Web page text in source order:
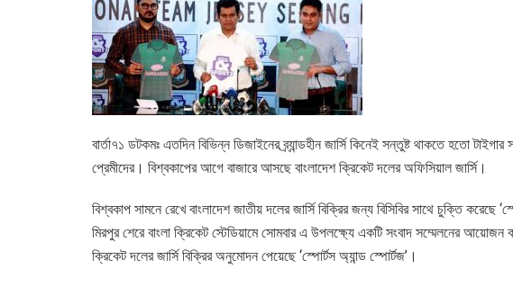
বার্তা৭১ ডটকমঃ এতদিন বিভিন্ন ডিজাইনের ব্র্যান্ডহীন জার্সি কিনেই সন্তুষ্ট থাকতে হতো
প্রেমীদের। বিশ্বকাপের আগে বাজারে আসছে বাংলাদেশ ক্রিকেট দলের অফিসিয়াল জার্সি।
বিশ্বকাপ সামনে রেখে বাংলাদেশ জাতীয় দলের জার্সি বিক্রির জন্য বিসিবির সাথে চুক্তি করেছে
মিরপুর শেরে বাংলা ক্রিকেট স্টেডিয়ামে সোমবার এ উপলক্ষ্যে একটি সংবাদ সম্মেলনের আয়োজন
ক্রিকেট দলের জার্সি বিক্রির অনুমোদন পেয়েছে ‘স্পোর্টস অ্যান্ড স্পোর্টজ’।